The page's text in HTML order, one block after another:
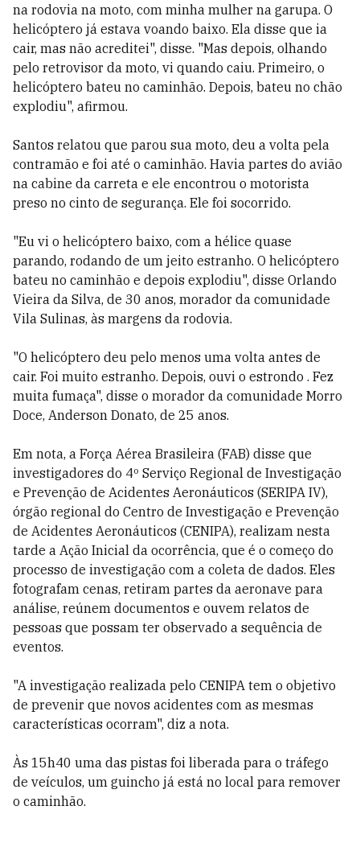
na rodovia na moto, com minha mulher na garupa. O
helicóptero já estava voando baixo. Ela disse que ia
cair, mas não acreditei", disse. "Mas depois, olhando
pelo retrovisor da moto, vi quando caiu. Primeiro, o
helicóptero bateu no caminhão. Depois, bateu no chão
explodiu", afirmou.
Santos relatou que parou sua moto, deu a volta pela
contramão e foi até o caminhão. Havia partes do avião
na cabine da carreta e ele encontrou o motorista
preso no cinto de segurança. Ele foi socorrido.
"Eu vi o helicóptero baixo, com a hélice quase
parando, rodando de um jeito estranho. O helicóptero
bateu no caminhão e depois explodiu", disse Orlando
Vieira da Silva, de 30 anos, morador da comunidade
Vila Sulinas, às margens da rodovia.
"O helicóptero deu pelo menos uma volta antes de
cair. Foi muito estranho. Depois, ouvi o estrondo . Fez
muita fumaça", disse o morador da comunidade Morro
Doce, Anderson Donato, de 25 anos.
Em nota, a Força Aérea Brasileira (FAB) disse que
investigadores do 4º Serviço Regional de Investigação
e Prevenção de Acidentes Aeronáuticos (SERIPA IV),
órgão regional do Centro de Investigação e Prevenção
de Acidentes Aeronáuticos (CENIPA), realizam nesta
tarde a Ação Inicial da ocorrência, que é o começo do
processo de investigação com a coleta de dados. Eles
fotografam cenas, retiram partes da aeronave para
análise, reúnem documentos e ouvem relatos de
pessoas que possam ter observado a sequência de
eventos.
"A investigação realizada pelo CENIPA tem o objetivo
de prevenir que novos acidentes com as mesmas
características ocorram", diz a nota.
Às 15h40 uma das pistas foi liberada para o tráfego
de veículos, um guincho já está no local para remover
o caminhão.